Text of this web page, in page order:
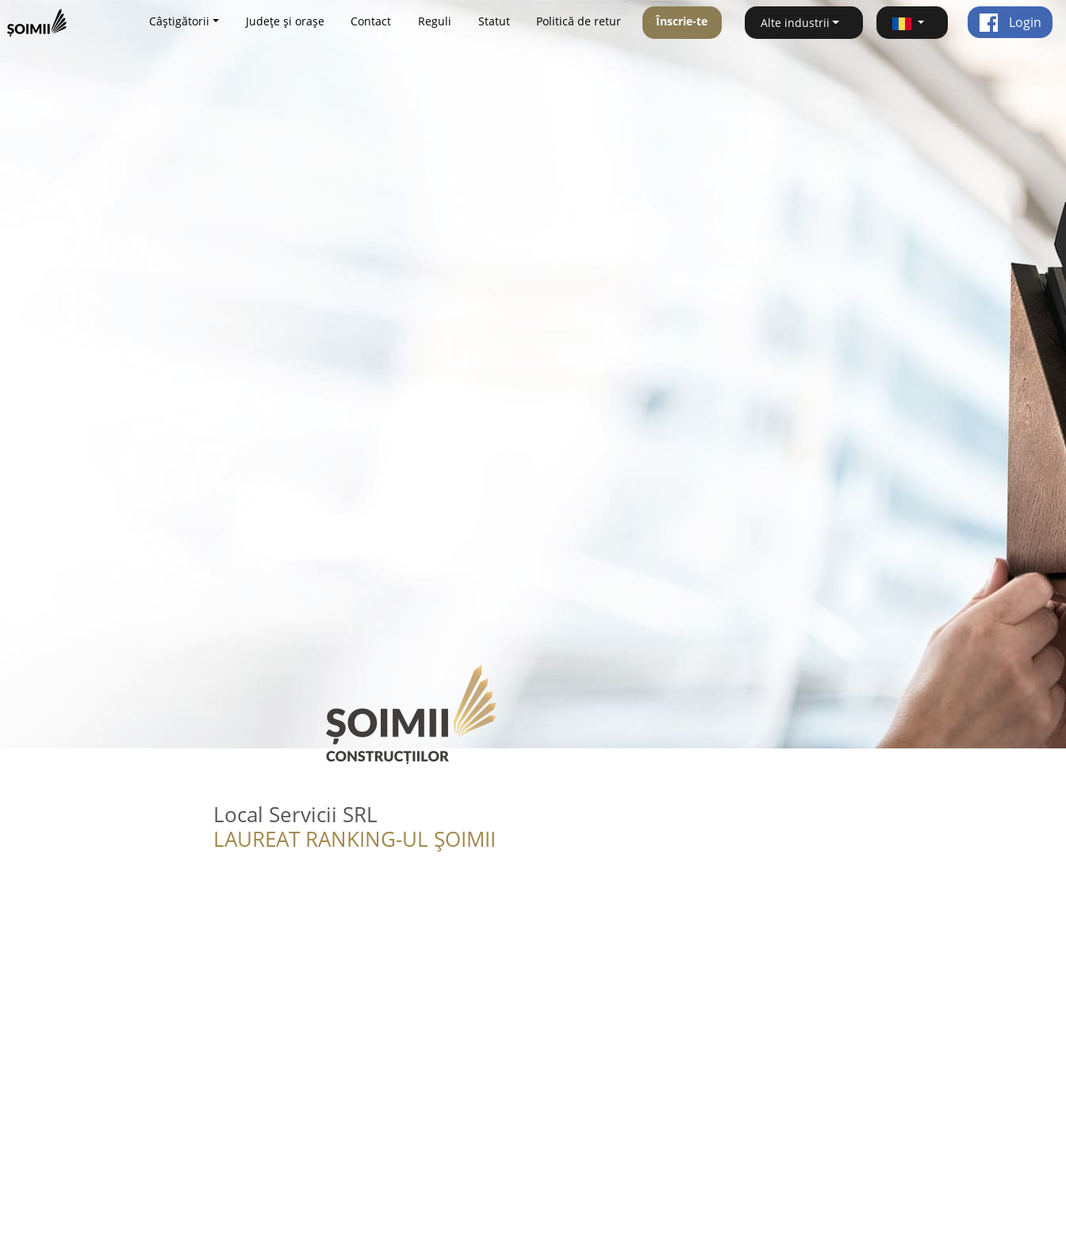
Câștigătorii Județe și orașe Contact Reguli Statut Politică de retur Înscrie-te Alte industrii Login
Local Servicii SRL
LAUREAT RANKING-UL ȘOIMII